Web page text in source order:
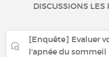
DISCUSSIONS
[Enquête] Evaluer
l'apnée du sommeil